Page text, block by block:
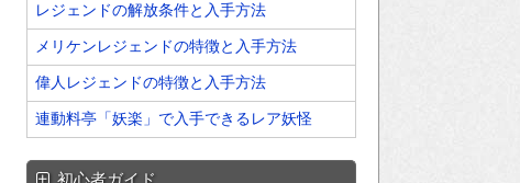
レジェンドの解放条件と入手方法
メリケンレジェンドの特徴と入手方法
偉人レジェンドの特徴と入手方法
連動料亭「妖楽」で入手できるレア妖怪
初心者ガイド